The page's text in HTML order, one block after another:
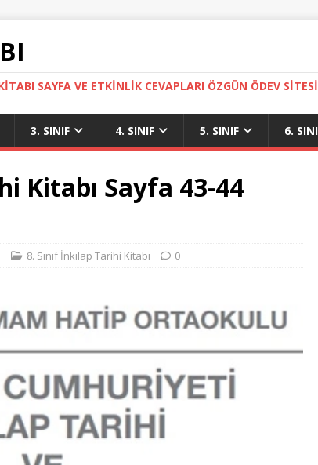
SAYFA VE ETKINLIK CEVAPLARI ÖZGÜN ÖDEV
3. SINIF 4. SINIF 5. SINIF 6.
Kitabı Sayfa 43-44
8. Sınıf İnkılap Tarihi Kitabı 0